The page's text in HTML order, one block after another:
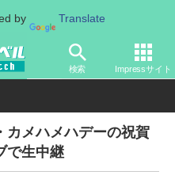
by Translate
検索 Impressサイト
ハワイ
カメハメハデーの祝賀
で生中継